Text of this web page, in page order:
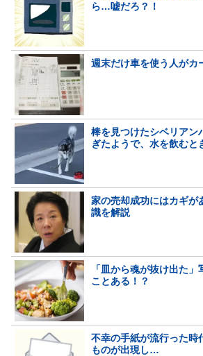
ら…嘘だろ？！
週末だけ車を使う人がカ
棒を見つけたシベリアン
ぎたようで、水を飲む
家の売却成功にはカギが
識を解説
「皿から魂が抜け出た
ことある！？
不幸の手紙が流行った時
ものが出現し…